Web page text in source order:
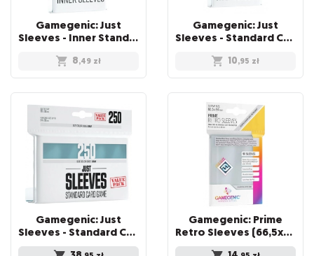
Gamegenic: Just
Sleeves - Inner Standard Card Game Sleeves (64x89 mm), 100 sztuk
8,49 zł
Gamegenic: Just
Sleeves - Standard Card Game Sleeves (66x91 mm), Czarne, 50 sztuk
10,95 zł
Gamegenic: Just
Sleeves - Standard Card Game Sleeves (66x92 mm) - Value Pack, 250 sztuk
Gamegenic: Prime
Retro Sleeves (66,5x94 mm) 50 sztuk, Clear